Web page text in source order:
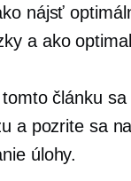
nájsť
a ako
článku
a pozrite sa
úlohy.